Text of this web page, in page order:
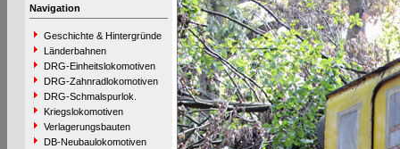
Navigation
Geschichte & Hintergründe
Länderbahnen
DRG-Einheitslokomotiven
DRG-Zahnradlokomotiven
DRG-Schmalspurlok.
Kriegslokomotiven
Verlagerungsbauten
DB-Neubaulokomotiven